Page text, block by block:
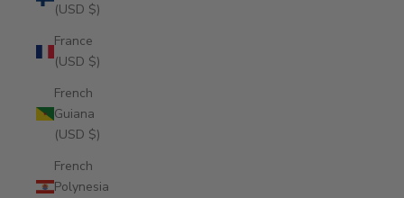
(USD $)
France
(USD $)
French
Guiana
(USD $)
French
Polynesia